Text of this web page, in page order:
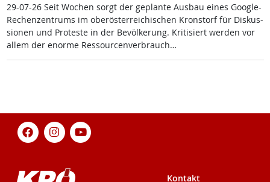
29-07-26 Seit Wo­chen sorgt der ge­plan­te Aus­bau ei­nes Goog­le-
Re­chen­zen­trums im ober­ös­t­er­rei­chi­schen Kron­s­torf für Dis­kus­
sio­nen und Pro­tes­te in der Be­völ­ke­rung. Kri­ti­siert wer­den vor
al­lem der enor­me Res­sour­cen­ver­brauch…
Kontakt